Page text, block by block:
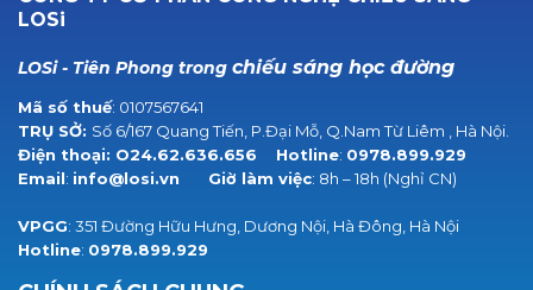
LOSi
LOSi - Tiên Phong trong chiếu sáng học đường
Mã số thuế: 0107567641
TRỤ SỞ: Số 6/167 Quang Tiến, P.Đại Mỗ, Q.Nam Từ Liêm , Hà Nội.
Điện thoại: O24.62.636.656 Hotline: 0978.899.929
Email: info@losi.vn Giờ làm việc: 8h – 18h (Nghỉ CN)
VPGG: 351 Đường Hữu Hưng, Dương Nội, Hà Đông, Hà Nội
Hotline: 0978.899.929